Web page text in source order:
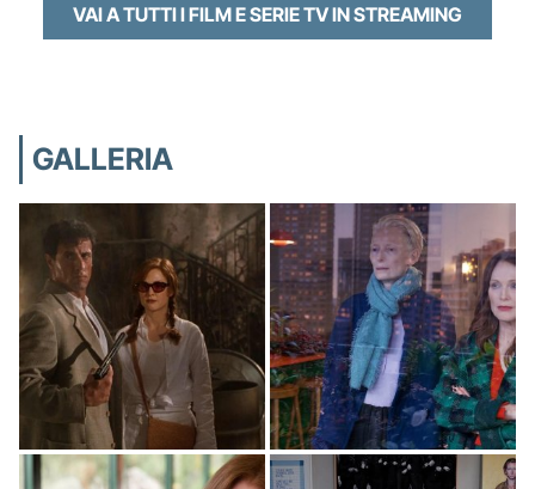
VAI A TUTTI I FILM E SERIE TV IN STREAMING
GALLERIA